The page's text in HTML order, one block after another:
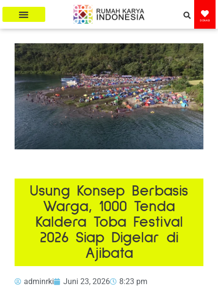
DONASI
Usung Konsep Berbasis
Warga, 1000 Tenda
Kaldera Toba Festival
2026 Siap Digelar di
Ajibata
adminrki Juni 23, 2026
8:23 pm